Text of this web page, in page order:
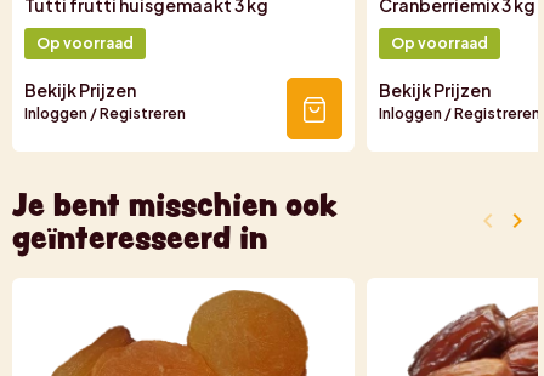
Tutti frutti huisgemaakt 3 kg
Op voorraad
Bekijk Prijzen
Inloggen / Registreren
Cranberriemix 3 kg
Op voorraad
Bekijk Prijzen
Inloggen / Registreren
Je bent misschien ook
geïnteresseerd in Vorige
keyboard_arrow_left keyboard_arrow_right